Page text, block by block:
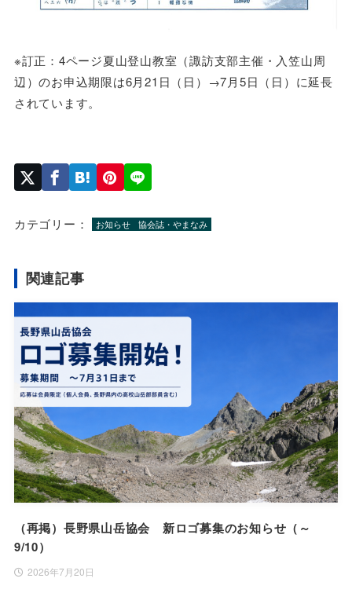
※訂正：4ページ夏山登山教室（諏訪支部主催・入笠山周
辺）のお申込期限は6月21日（日）→7月5日（日）に延長
されています。
カテゴリー： お知らせ 協会誌・やまなみ
関連記事
（再掲）長野県山岳協会 新ロゴ募集のお知らせ（～
9/10）
2026年7月20日